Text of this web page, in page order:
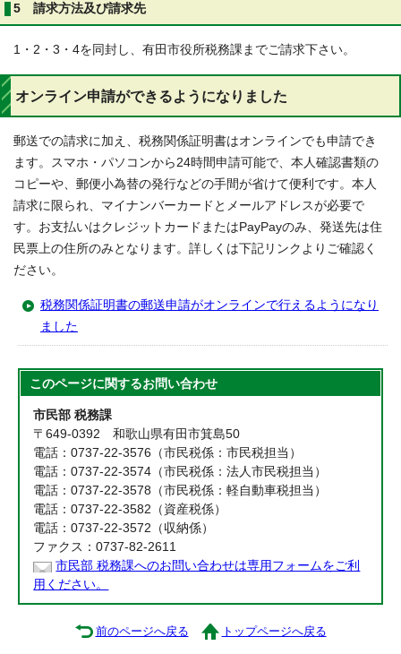
5 請求方法及び請求先
1・2・3・4を同封し、有田市役所税務課までご請求下さい。
オンライン申請ができるようになりました
郵送での請求に加え、税務関係証明書はオンラインでも申請でき
ます。スマホ・パソコンから24時間申請可能で、本人確認書類の
コピーや、郵便小為替の発行などの手間が省けて便利です。本人
請求に限られ、マイナンバーカードとメールアドレスが必要で
す。お支払いはクレジットカードまたはPayPayのみ、発送先は住
民票上の住所のみとなります。詳しくは下記リンクよりご確認く
ださい。
税務関係証明書の郵送申請がオンラインで行えるようになり
ました
このページに関するお問い合わせ
市民部 税務課
〒649-0392 和歌山県有田市箕島50
電話：0737-22-3576（市民税係：市民税担当）
電話：0737-22-3574（市民税係：法人市民税担当）
電話：0737-22-3578（市民税係：軽自動車税担当）
電話：0737-22-3582（資産税係）
電話：0737-22-3572（収納係）
ファクス：0737-82-2611
市民部 税務課へのお問い合わせは専用フォームをご利
用ください。
前のページへ戻る トップページへ戻る